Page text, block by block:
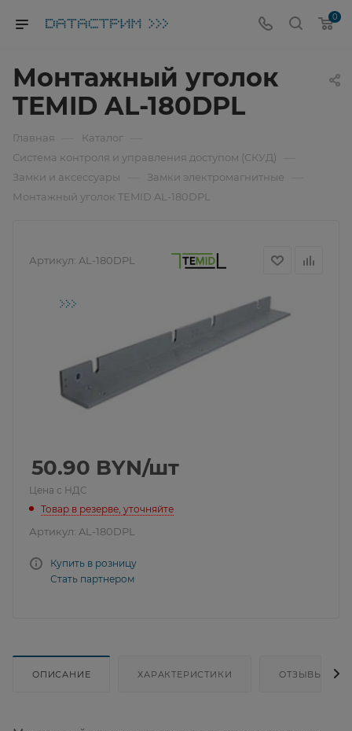
0
Монтажный уголок
TEMID AL-180DPL
Главная Каталог
Система контроля и управления доступом (СКУД)
Замки и аксессуары Замки электромагнитные
Монтажный уголок TEMID AL-180DPL
Артикул: AL-180DPL
50.90 BYN/шт
Цена с НДС
Товар в резерве, уточняйте
Артикул: AL-180DPL
Купить в розницу
Стать партнером
ОПИСАНИЕ ХАРАКТЕРИСТИКИ ОТЗЫВЫ